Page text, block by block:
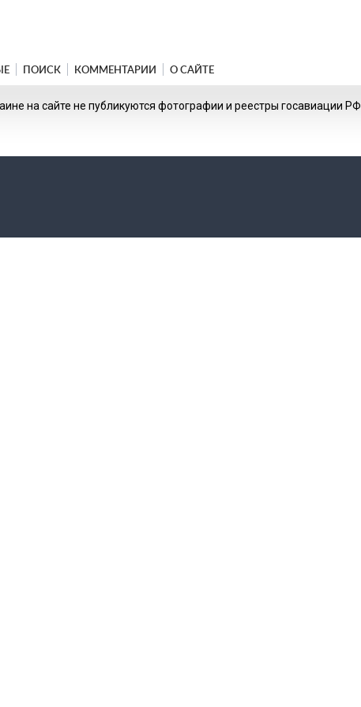
ПОИСК КОММЕНТАРИИ О САЙТЕ
на сайте не публикуются фотографии и реестры госавиации РФ.